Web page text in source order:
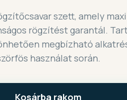
szett, amely
rögzítést garantál.
megbízható
használat során.
Kosárba rakom